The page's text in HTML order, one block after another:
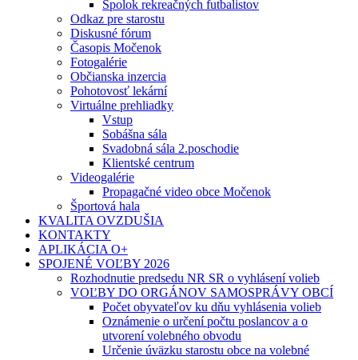
Spolok rekreačných futbalistov
Odkaz pre starostu
Diskusné fórum
Časopis Močenok
Fotogalérie
Občianska inzercia
Pohotovosť lekární
Virtuálne prehliadky
Vstup
Sobášna sála
Svadobná sála 2.poschodie
Klientské centrum
Videogalérie
Propagačné video obce Močenok
Športová hala
KVALITA OVZDUŠIA
KONTAKTY
APLIKÁCIA O+
SPOJENÉ VOĽBY 2026
Rozhodnutie predsedu NR SR o vyhlásení volieb
VOĽBY DO ORGÁNOV SAMOSPRÁVY OBCÍ
Počet obyvateľov ku dňu vyhlásenia volieb
Oznámenie o určení počtu poslancov a o
utvorení volebného obvodu
Určenie úväzku starostu obce na volebné